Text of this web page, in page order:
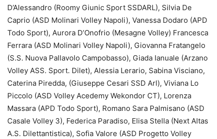
D’Alessandro (Roomy Giunic Sport SSDARL), Silvia De
Caprio (ASD Molinari Volley Napoli), Vanessa Dodaro (APD
Todo Sport), Aurora D’Onofrio (Mesagne Volley) Francesca
Ferrara (ASD Molinari Volley Napoli), Giovanna Fratangelo
(S.S. Nuova Pallavolo Campobasso), Giada Ianuale (Arzano
Volley ASS. Sport. Dilet), Alessia Lerario, Sabina Visciano,
Caterina Piredda, (Giuseppe Cesari SSD Arl), Viviana Lo
Piccolo (ASD Volley Acedemy Wekondor CT), Lorenza
Massara (APD Todo Sport), Romano Sara Palmisano (ASD
Casale Volley 3), Federica Paradiso, Elisa Stella (Next Altas
A.S. Dilettantistica), Sofia Valore (ASD Progetto Volley